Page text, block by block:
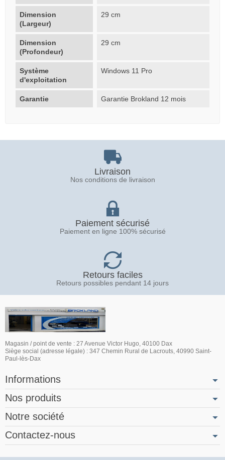
Dimension
(Largeur)
29 cm
Dimension
(Profondeur)
29 cm
Système
d'exploitation
Windows 11 Pro
Garantie Garantie Brokland 12 mois
Livraison
Nos conditions de livraison
Paiement sécurisé
Paiement en ligne 100% sécurisé
Retours faciles
Retours possibles pendant 14 jours
Magasin / point de vente : 27 Avenue Victor Hugo, 40100 Dax
Siège social (adresse légale) : 347 Chemin Rural de Lacrouts, 40990 Saint-
Paul-lès-Dax
Informations
Nos produits
Notre société
Contactez-nous